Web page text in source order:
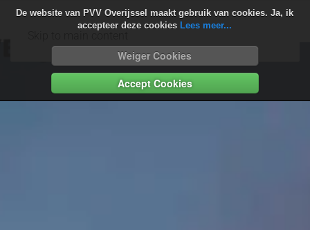
De website van PVV Overijssel maakt gebruik van cookies. Ja, ik
accepteer deze cookies Lees meer...
Weiger Cookies
Accept Cookies
Skip to main content